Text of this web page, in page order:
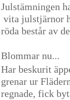
Julstämningen
vita julstjärnor
röda består av
Blommar nu...
Har beskurit
grenar ur
regnade, fick